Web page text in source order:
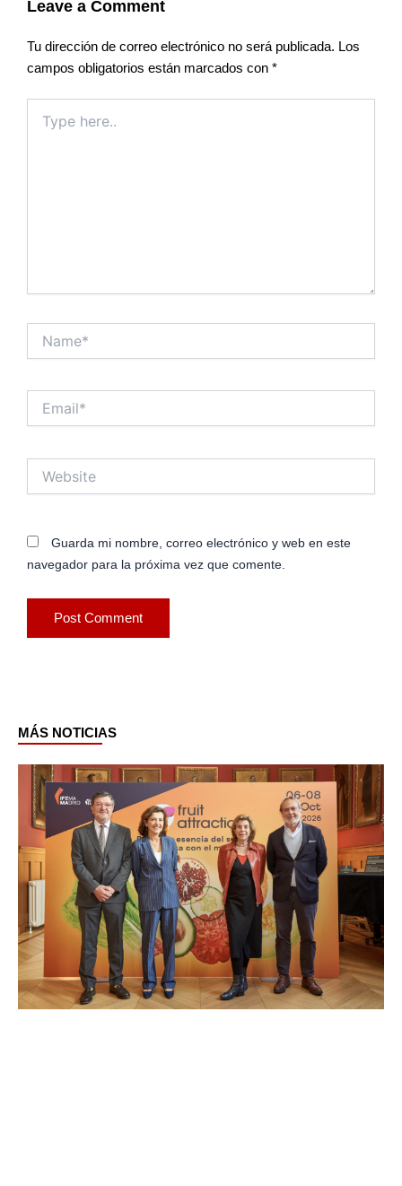
Leave a Comment
Tu dirección de correo electrónico no será publicada. Los
campos obligatorios están marcados con *
here..
Guarda mi nombre, correo electrónico y web en este
navegador para la próxima vez que comente.
MÁS NOTICIAS
PagePagePagePagePage Page